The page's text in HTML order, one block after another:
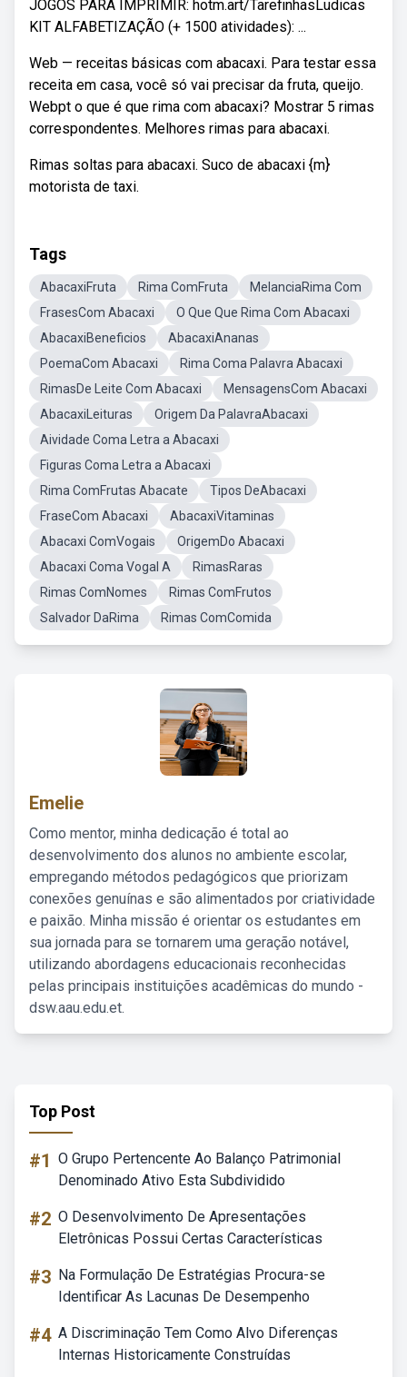
JOGOS PARA IMPRIMIR: hotm.art/TarefinhasLudicas
KIT ALFABETIZAÇÃO (+ 1500 atividades): ...
Web — receitas básicas com abacaxi. Para testar essa
receita em casa, você só vai precisar da fruta, queijo.
Webpt o que é que rima com abacaxi? Mostrar 5 rimas
correspondentes. Melhores rimas para abacaxi.
Rimas soltas para abacaxi. Suco de abacaxi {m}
motorista de taxi.
Tags
AbacaxiFruta Rima ComFruta
MelanciaRima Com
FrasesCom Abacaxi
O Que Que Rima Com Abacaxi
AbacaxiBeneficios
AbacaxiAnanas
PoemaCom Abacaxi
Rima Coma Palavra Abacaxi
RimasDe Leite Com Abacaxi
MensagensCom Abacaxi
AbacaxiLeituras
Origem Da PalavraAbacaxi
Aividade Coma Letra a Abacaxi
Figuras Coma Letra a Abacaxi
Rima ComFrutas Abacate
Tipos DeAbacaxi
FraseCom Abacaxi
AbacaxiVitaminas
Abacaxi ComVogais
OrigemDo Abacaxi
Abacaxi Coma Vogal A
RimasRaras
Rimas ComNomes
Rimas ComFrutos
Salvador DaRima
Rimas ComComida
Emelie
Como mentor, minha dedicação é total ao
desenvolvimento dos alunos no ambiente escolar,
empregando métodos pedagógicos que priorizam
conexões genuínas e são alimentados por criatividade
e paixão. Minha missão é orientar os estudantes em
sua jornada para se tornarem uma geração notável,
utilizando abordagens educacionais reconhecidas
pelas principais instituições acadêmicas do mundo -
dsw.aau.edu.et.
Top Post
#1 O Grupo Pertencente Ao Balanço Patrimonial
Denominado Ativo Esta Subdividido
#2 O Desenvolvimento De Apresentações
Eletrônicas Possui Certas Características
#3 Na Formulação De Estratégias Procura-se
Identificar As Lacunas De Desempenho
#4 A Discriminação Tem Como Alvo Diferenças
Internas Historicamente Construídas